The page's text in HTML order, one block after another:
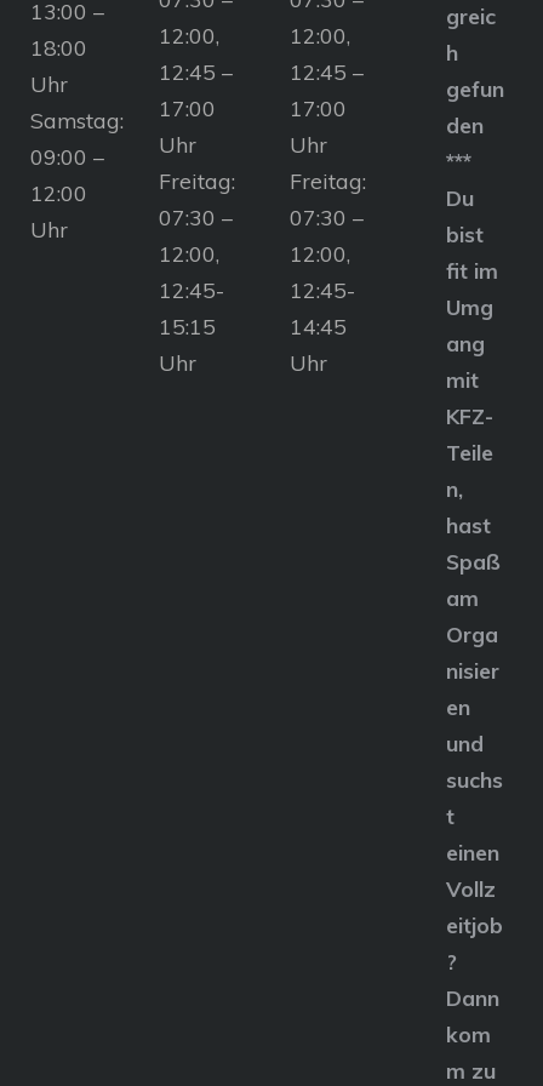
13:00 –
18:00
Uhr
Samstag:
09:00 –
12:00
Uhr
12:00,
12:45 –
17:00
Uhr
Freitag:
07:30 –
12:00,
12:45-
15:15
Uhr
12:00,
12:45 –
17:00
Uhr
Freitag:
07:30 –
12:00,
12:45-
14:45
Uhr
greic
h
gefun
den
***
Du
bist
fit im
Umg
ang
mit
KFZ-
Teile
n,
hast
Spaß
am
Orga
nisier
en
und
suchs
t
einen
Vollz
eitjob
?
Dann
kom
m zu